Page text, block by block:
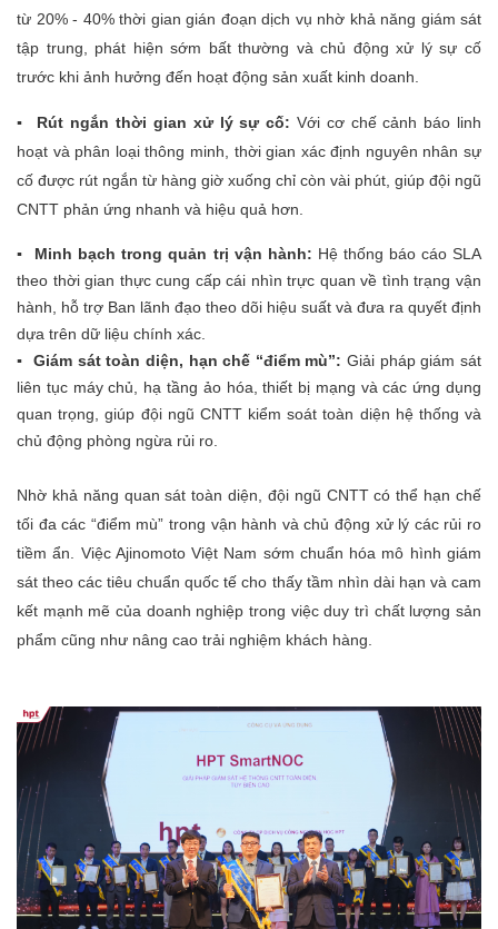
từ 20% - 40% thời gian gián đoạn dịch vụ nhờ khả năng giám sát
tập trung, phát hiện sớm bất thường và chủ động xử lý sự cố
trước khi ảnh hưởng đến hoạt động sản xuất kinh doanh.
▪ Rút ngắn thời gian xử lý sự cố: Với cơ chế cảnh báo linh
hoạt và phân loại thông minh, thời gian xác định nguyên nhân sự
cố được rút ngắn từ hàng giờ xuống chỉ còn vài phút, giúp đội ngũ
CNTT phản ứng nhanh và hiệu quả hơn.
▪ Minh bạch trong quản trị vận hành: Hệ thống báo cáo SLA
theo thời gian thực cung cấp cái nhìn trực quan về tình trạng vận
hành, hỗ trợ Ban lãnh đạo theo dõi hiệu suất và đưa ra quyết định
dựa trên dữ liệu chính xác.
▪ Giám sát toàn diện, hạn chế “điểm mù”:Giải pháp giám sát
liên tục máy chủ, hạ tầng ảo hóa, thiết bị mạng và các ứng dụng
quan trọng, giúp đội ngũ CNTT kiểm soát toàn diện hệ thống và
chủ động phòng ngừa rủi ro.
Nhờ khả năng quan sát toàn diện, đội ngũ CNTT có thể hạn chế
tối đa các “điểm mù” trong vận hành và chủ động xử lý các rủi ro
tiềm ẩn. Việc Ajinomoto Việt Nam sớm chuẩn hóa mô hình giám
sát theo các tiêu chuẩn quốc tế cho thấy tầm nhìn dài hạn và cam
kết mạnh mẽ của doanh nghiệp trong việc duy trì chất lượng sản
phẩm cũng như nâng cao trải nghiệm khách hàng.